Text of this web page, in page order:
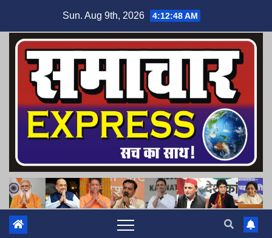
content
Sun. Aug 9th, 2026 4:12:49 AM